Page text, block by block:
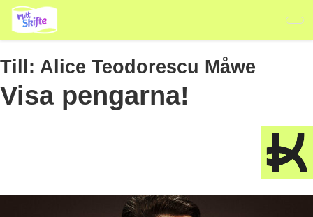
Hoppa
huvudinnehåll
Till: Alice Teodorescu Måwe
Visa pengarna!